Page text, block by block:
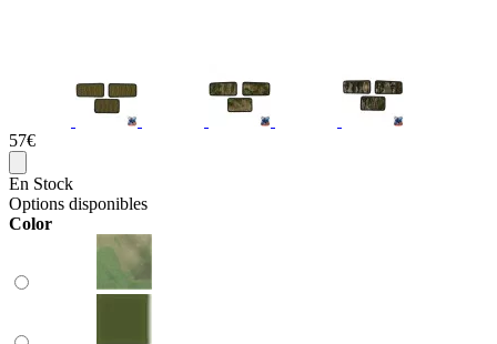
57€
En Stock
Options disponibles
Color